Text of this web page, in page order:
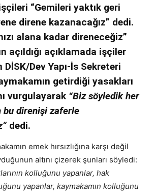
“Gemileri yaktık geri
direne kazanacağız” dedi.
alana kadar direneceğiz”
açıldığı açıklamada işçiler
DİSK/Dev Yapı-İs Sekreteri
getirdiği yasakları
vurgulayarak “Biz söyledik her
bu direnişi zaferle
dedi.
emek hırsızlığına karşı değil
altını çizerek şunları söyledi:
kolluğunu yapanlar, hak
yapanlar, kaymakamın kolluğunu